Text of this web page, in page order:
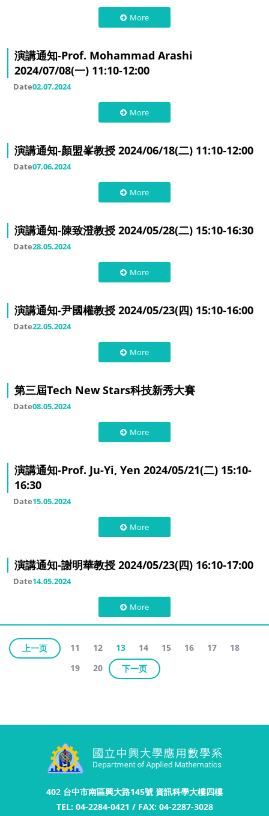
More
演講通知-Prof. Mohammad Arashi
2024/07/08(一) 11:10-12:00
Date02.07.2024
More
演講通知-顏盟峯教授 2024/06/18(二) 11:10-12:00
Date07.06.2024
More
演講通知-陳致澄教授 2024/05/28(二) 15:10-16:30
Date28.05.2024
More
演講通知-尹國權教授 2024/05/23(四) 15:10-16:00
Date22.05.2024
More
第三屆Tech New Stars科技新秀大賽
Date08.05.2024
More
演講通知-Prof. Ju-Yi, Yen 2024/05/21(二) 15:10-
16:30
Date15.05.2024
More
演講通知-謝明華教授 2024/05/23(四) 16:10-17:00
Date14.05.2024
More
上一页 11 12 13 14 15 16 17
18
19
20 下一页
402 台中市南區興大路145號 資訊科學大樓四樓
TEL: 04-2284-0421 / FAX: 04-2287-3028